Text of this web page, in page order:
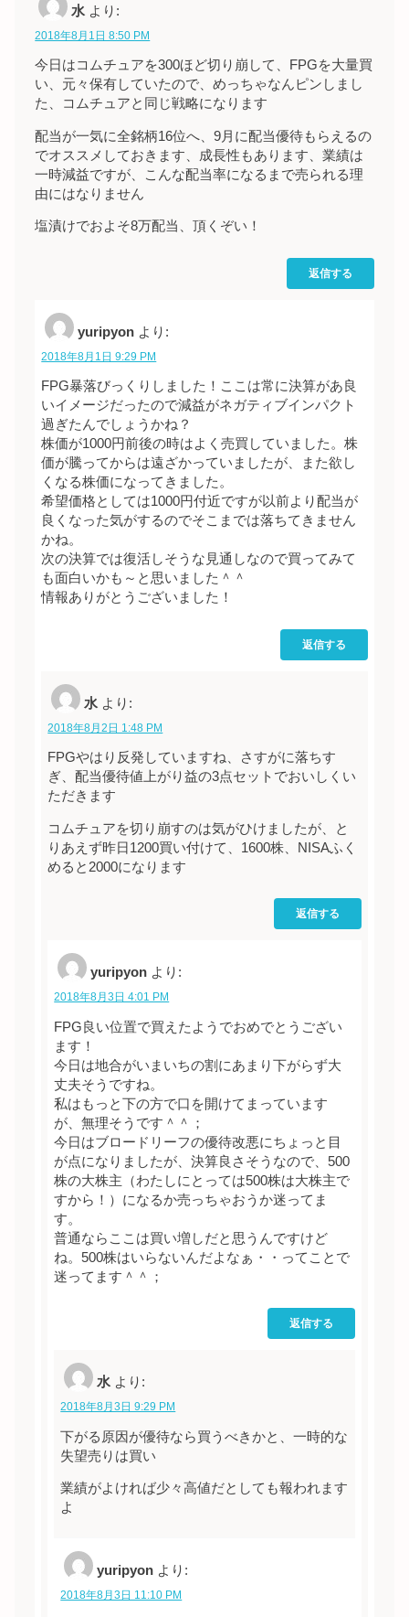
水 より:
2018年8月1日 8:50 PM
今日はコムチュアを300ほど切り崩して、FPGを大量買
い、元々保有していたので、めっちゃなんピンしまし
た、コムチュアと同じ戦略になります
配当が一気に全銘柄16位へ、9月に配当優待もらえるの
でオススメしておきます、成長性もあります、業績は
一時減益ですが、こんな配当率になるまで売られる理
由にはなりません
塩漬けでおよそ8万配当、頂くぞい！
返信する
yuripyon より:
2018年8月1日 9:29 PM
FPG暴落びっくりしました！ここは常に決算があ良
いイメージだったので減益がネガティブインパクト
過ぎたんでしょうかね？
株価が1000円前後の時はよく売買していました。株
価が騰ってからは遠ざかっていましたが、また欲し
くなる株価になってきました。
希望価格としては1000円付近ですが以前より配当が
良くなった気がするのでそこまでは落ちてきません
かね。
次の決算では復活しそうな見通しなので買ってみて
も面白いかも～と思いました＾＾
情報ありがとうございました！
返信する
水 より:
2018年8月2日 1:48 PM
FPGやはり反発していますね、さすがに落ちす
ぎ、配当優待値上がり益の3点セットでおいしくい
ただきます
コムチュアを切り崩すのは気がひけましたが、と
りあえず昨日1200買い付けて、1600株、NISAふく
めると2000になります
返信する
yuripyon より:
2018年8月3日 4:01 PM
FPG良い位置で買えたようでおめでとうござい
ます！
今日は地合がいまいちの割にあまり下がらず大
丈夫そうですね。
私はもっと下の方で口を開けてまっています
が、無理そうです＾＾；
今日はブロードリーフの優待改悪にちょっと目
が点になりましたが、決算良さそうなので、500
株の大株主（わたしにとっては500株は大株主で
すから！）になるか売っちゃおうか迷ってま
す。
普通ならここは買い増しだと思うんですけど
ね。500株はいらないんだよなぁ・・ってことで
迷ってます＾＾；
返信する
水 より:
2018年8月3日 9:29 PM
下がる原因が優待なら買うべきかと、一時的な
失望売りは買い
業績がよければ少々高値だとしても報われます
よ
yuripyon より:
2018年8月3日 11:10 PM